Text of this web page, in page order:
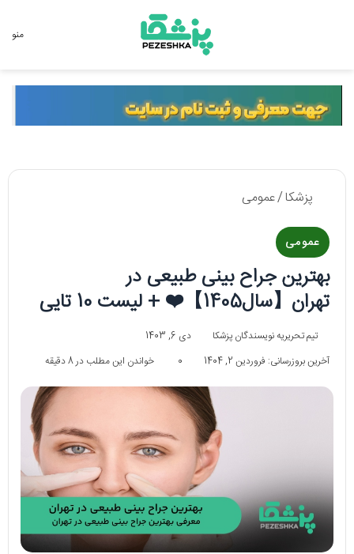
منو
پزشکا/عمومی
عمومی
بهترین جراح بینی طبیعی در
تهران【سال1405】❤️ + لیست 10 تایی
تیم تحریریه نویسندگان پزشکا
دی 6, 1403
آخرین بروزرسانی: فروردین 2, 1404
0 خواندن این مطلب در 8 دقیقه